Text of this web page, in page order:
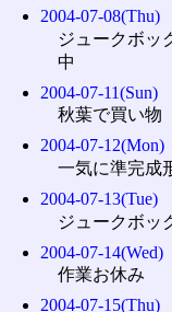
2004-07-08(Thu)
ジュークボッ
中
2004-07-11(Sun)
秋葉で買い物
2004-07-12(Mon)
一気に準完成
2004-07-13(Tue)
ジュークボッ
2004-07-14(Wed)
作業お休み
2004-07-15(Thu)